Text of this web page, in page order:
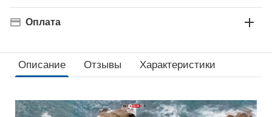
Оплата
Описание Отзывы Характеристики